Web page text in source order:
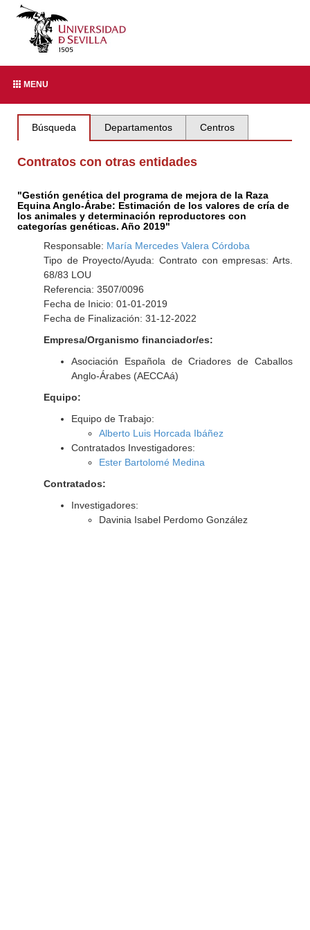
MENU
Búsqueda Departamentos Centros
Contratos con otras entidades
"Gestión genética del programa de mejora de la Raza
Equina Anglo-Árabe: Estimación de los valores de cría de
los animales y determinación reproductores con
categorías genéticas. Año 2019"
Responsable: María Mercedes Valera Córdoba
Tipo de Proyecto/Ayuda: Contrato con empresas: Arts.
68/83 LOU
Referencia: 3507/0096
Fecha de Inicio: 01-01-2019
Fecha de Finalización: 31-12-2022
Empresa/Organismo financiador/es:
Asociación Española de Criadores de Caballos
Anglo-Árabes (AECCAá)
Equipo:
Equipo de Trabajo:
Alberto Luis Horcada Ibáñez
Contratados Investigadores:
Ester Bartolomé Medina
Contratados:
Investigadores:
Davinia Isabel Perdomo González